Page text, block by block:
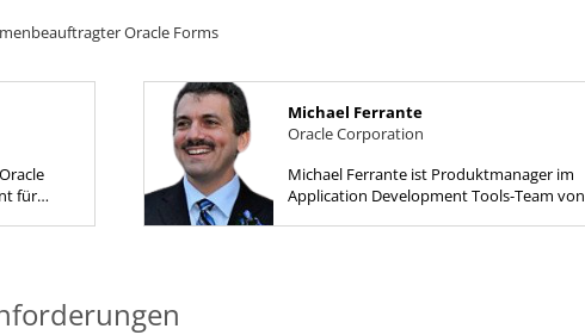
Oracle Forms
für
Michael Ferrante
Oracle Corporation
Michael Ferrante ist Produktmanager im
Application Development Tools-Team von